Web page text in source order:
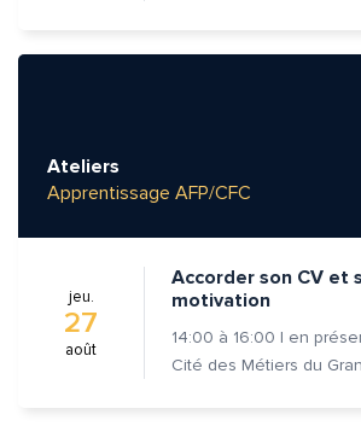
Ateliers
Apprentissage AFP/CFC
jeu.
27
août
Accorder son CV et
motivation
14:00 à 16:00 | en